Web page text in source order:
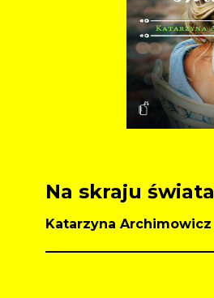
Na skraju świata
Katarzyna Archimowicz